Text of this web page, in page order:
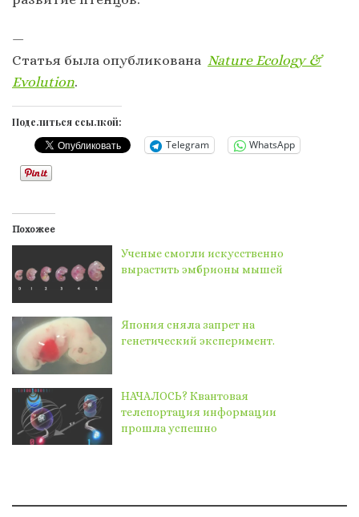
—
Статья была опубликована Nature Ecology &
Evolution.
Поделиться ссылкой:
Telegram WhatsApp
Похожее
Ученые смогли искусственно
вырастить эмбрионы мышей
Япония сняла запрет на
генетический эксперимент.
НАЧАЛОСЬ? Квантовая
телепортация информации
прошла успешно